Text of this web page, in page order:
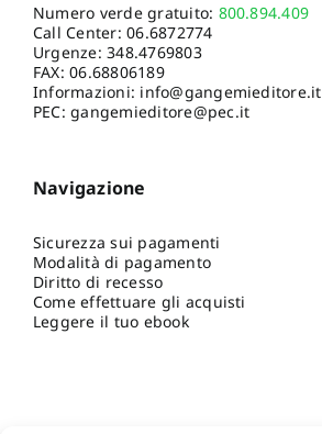
Numero verde gratuito: 800.894.409
Call Center:06.6872774
Urgenze:348.4769803
FAX: 06.68806189
Informazioni: info@gangemieditore.it
PEC: gangemieditore@pec.it
Navigazione
Sicurezza sui pagamenti
Modalità di pagamento
Diritto di recesso
Come effettuare gli acquisti
Leggere il tuo ebook